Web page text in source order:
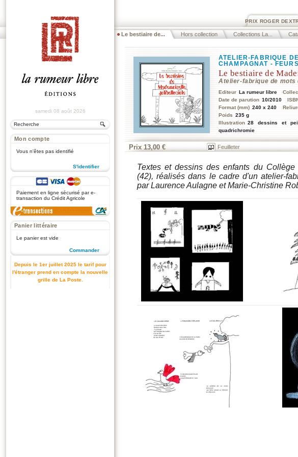
PRIX ROGER
Le bestiaire de... Hors collection Collections La...
samedi 08 août 2026
Mon compte
Vous n'êtes pas identifié
S'identifier
Paiement en ligne sécurisé par e-
transaction du Crédit Agricole
Panier littéraire
Le panier est vide
Commander
Depuis le 1er juillet 2025 le tarif pour
l'étranger prend en compte la nouvelle
grille de La Poste.
ATELIER-FABRIQUE
CHAMPAGNAT - FEURS
Le bestiaire de
Atelier-fabrique de mots
Editeur La rumeur libre
Date de parution 10/2010
Format (mm) 240 x 240
Poids 235 g
Illustration 28 dessins et
quadrichromie
Prix 13,00 € Feuilleter
Textes et dessins des enfants du
(42), réalisés dans le cadre d'un atelier-
par Laurence Aulagne et Marie-Christine